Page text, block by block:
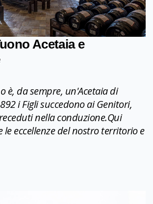
Acetaia e
è, da sempre, un'Acetaia di
i Figli succedono ai Genitori,
nella conduzione.Qui
eccellenze del nostro territorio e